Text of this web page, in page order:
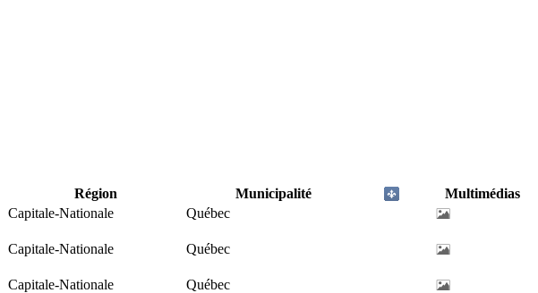
Région Municipalité
Multimédias
Capitale-Nationale
Québec
Capitale-Nationale Québec
Capitale-Nationale
Québec